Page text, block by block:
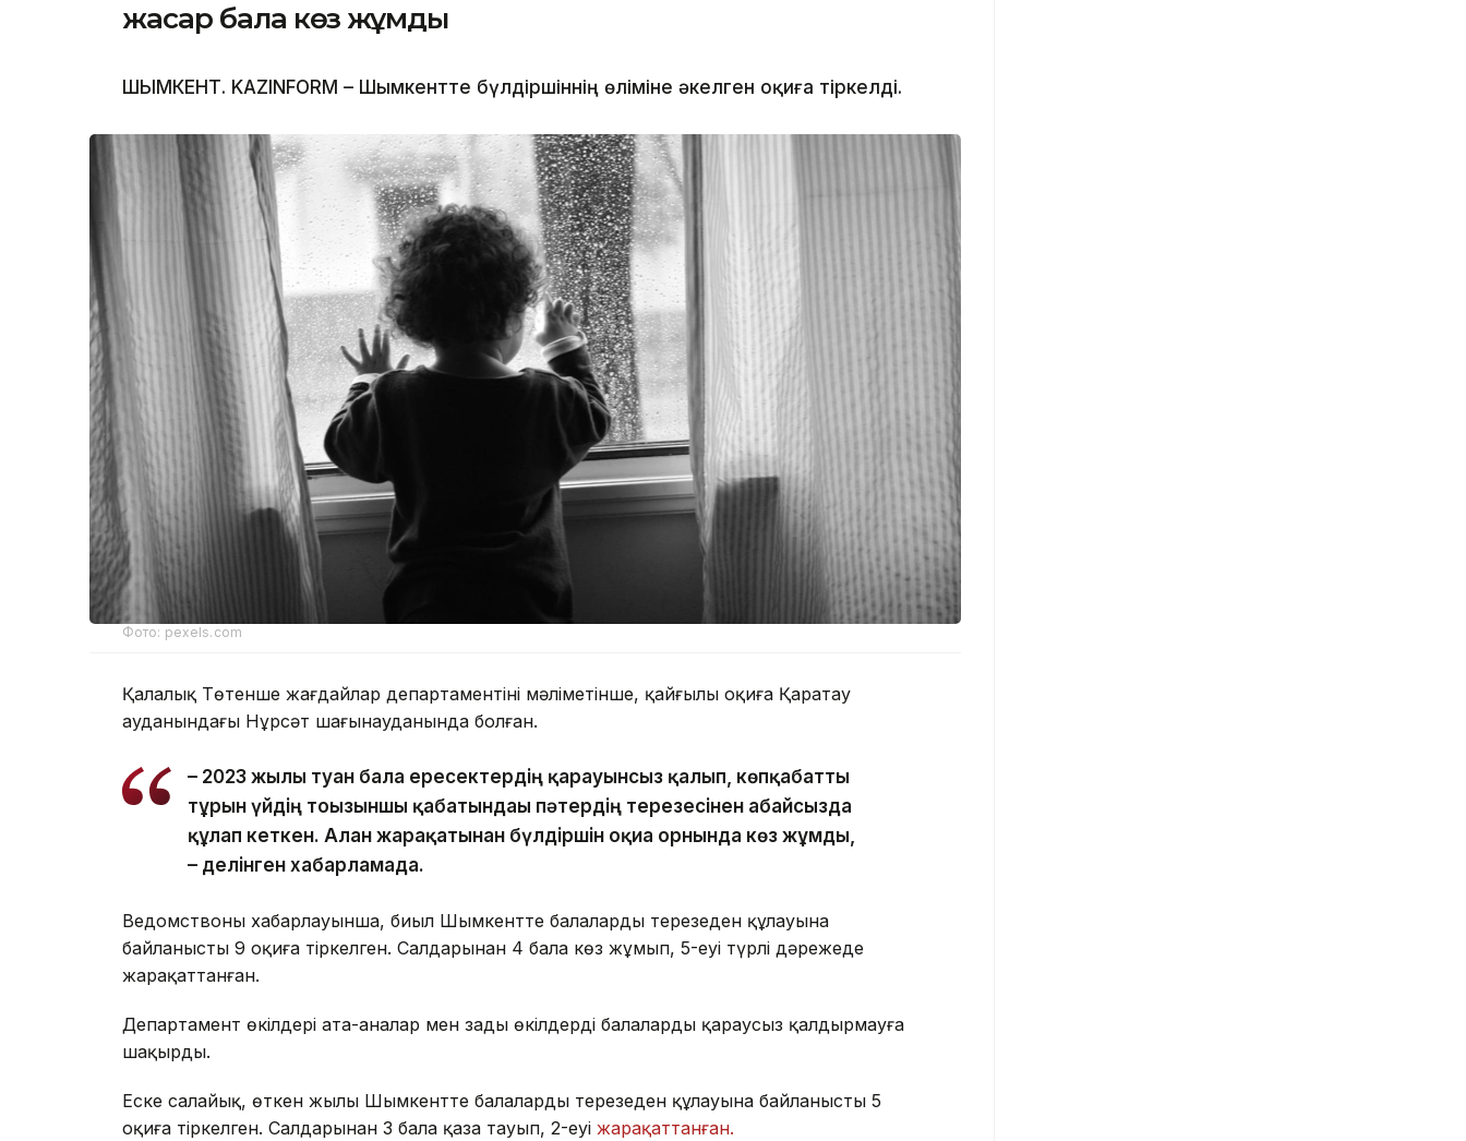
жасар бала көз жұмды
ШЫМКЕНТ. KAZINFORM – Шымкентте бүлдіршіннің өліміне әкелген оқиға тіркелді.
Фото: pexels.com
Қалалық Төтенше жағдайлар департаментінің мәліметінше, қайғылы оқиға Қаратау
ауданындағы Нұрсәт шағынауданында болған.
– 2023 жылы туған бала ересектердің қарауынсыз қалып, көпқабатты
тұрғын үйдің тоғызыншы қабатындағы пәтердің терезесінен абайсызда
құлап кеткен. Алған жарақатынан бүлдіршін оқиға орнында көз жұмды,
– делінген хабарламада.
Ведомствоның хабарлауынша, биыл Шымкентте балалардың терезеден құлауына
байланысты 9 оқиға тіркелген. Салдарынан 4 бала көз жұмып, 5-еуі түрлі дәрежеде
жарақаттанған.
Департамент өкілдері ата-аналар мен заңды өкілдерді балаларды қараусыз қалдырмауға
шақырды.
Еске салайық, өткен жылы Шымкентте балалардың терезеден құлауына байланысты 5
оқиға тіркелген. Салдарынан 3 бала қаза тауып, 2-еуі жарақаттанған.